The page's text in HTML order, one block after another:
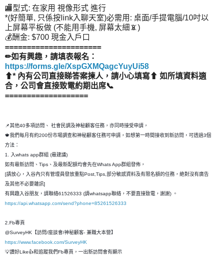
🏬型式: 在家用 視像形式 進行
*(好簡單, 只係按link入聊天室)必需用: 桌面/手提電腦/10吋以
上屏幕平板做 (不能用手機, 屏幕太細📵)
💰酬金: $700 現金入戶口
======================
✏如有興趣，請填表報名：
https://forms.gle/XspGXMQagcYuyUi58
⬆* 內有公司直接睇答案揀人，請小心填寫⬆ 如所填資料適
合，公司會直接致電約期出席📞
===================
📌其他40多項訪問、 社會民調及神秘顧客任務，亦同時接受申請，
🍁我們每月有約200份市場調查和神秘顧客任務可申請，如想第一時間接收到新訪問，可透過3個
方法：
1. 入whats app群組 (最建議)
如有最新訪問、Tips、及最新配額均會先在Whats App群組發佈，
[請放心，入谷內只有管理員發放重點Post,Tips,部分敏感資料及有限名額的任務，絶對沒有廣告
及其他不必要雜訊]
有興趣入谷朋友，請聯絡61526333 (請whatsapp聯絡，不要直接致電，謝謝) 。
https://api.whatsapp.com/send?phone=85261526333
2.Fb專頁
@SurveyHK【訪問/座談會/神秘顧客- 兼職大本營】
https://www.facebook.com/SurveyHK
💡讚好Like👍和追蹤我們Fb專頁，一出新訪問會有顯示